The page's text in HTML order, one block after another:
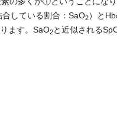
している割合：SaO2）と
ます。SaO2と近似される